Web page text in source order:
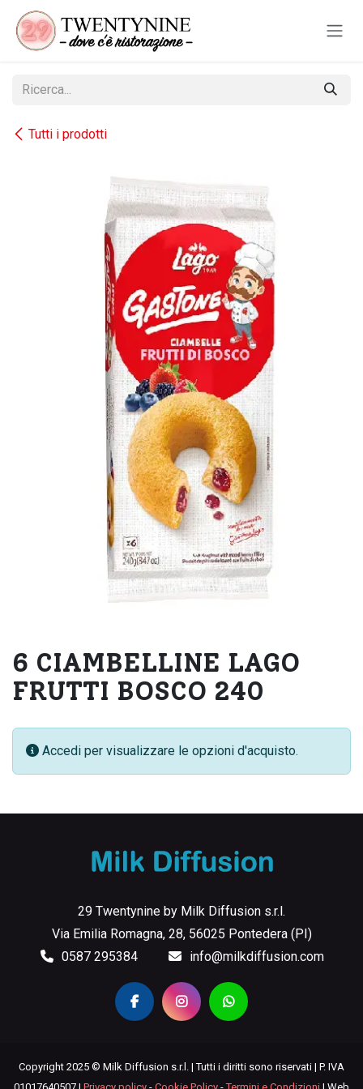
Passa al contenuto
Tutti i prodotti
6 CIAMBELLINE LAGO
FRUTTI BOSCO 240
Accedi per visualizzare le opzioni d'acquisto.
29 Twentynine by Milk Diffusion s.r.l.
Via Emilia Romagna, 28, 56025 Pontedera (PI)
0587 295384
info@milkdiffusion.com
Copyright 2025 © Milk Diffusion s.r.l. | Tutti i diritti sono riservati | P. IVA